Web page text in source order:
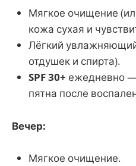
Мягкое очищение
кожа сухая и
Лёгкий
отдушек и спирта).
SPF 30+ ежедневно —
пятна после
Вечер:
Мягкое очищение.